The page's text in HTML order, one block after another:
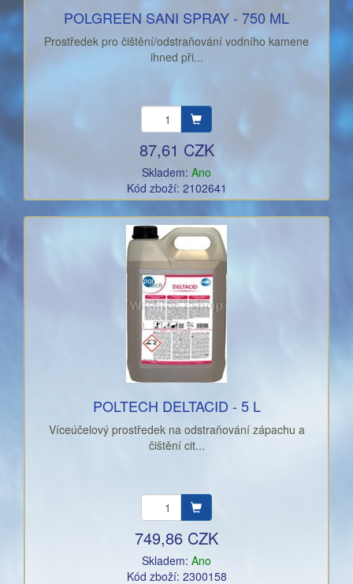
POLGREEN SANI SPRAY - 750 ML
Prostředek pro čištění/odstraňování vodního kamene
ihned při...
87,61 CZK
Skladem: Ano
Kód zboží: 2102641
POLTECH DELTACID - 5 L
Víceúčelový prostředek na odstraňování zápachu a
čištění cit...
749,86 CZK
Skladem: Ano
Kód zboží: 2300158